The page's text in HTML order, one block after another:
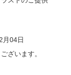
月04日
ざいます。